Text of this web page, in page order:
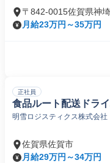
〒842-0015佐賀県神
月給23万円～35万円
正社員
食品ルート配送ドラ
明雪ロジスティクス株式会社
佐賀県佐賀市
月給29万円～34万円